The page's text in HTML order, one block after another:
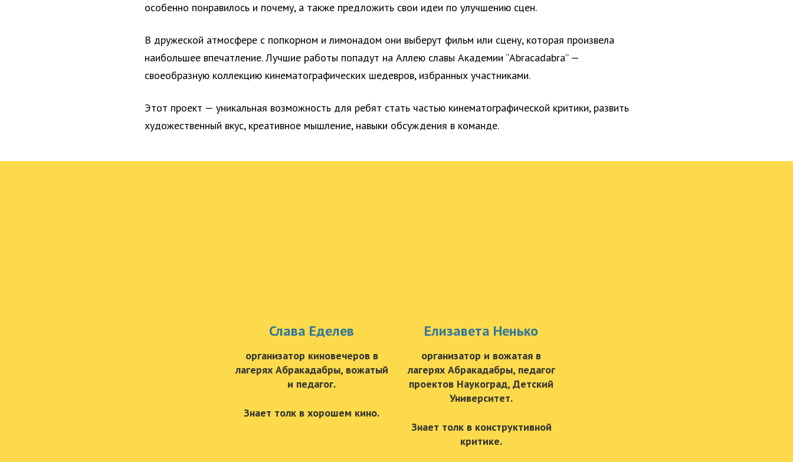
особенно понравилось и почему, а также предложить свои идеи по улучшению сцен.
В дружеской атмосфере с попкорном и лимонадом они выберут фильм или сцену, которая произвела
наибольшее впечатление. Лучшие работы попадут на Аллею славы Академии “Abracadabra” —
своеобразную коллекцию кинематографических шедевров, избранных участниками.
Этот проект — уникальная возможность для ребят стать частью кинематографической критики, развить
художественный вкус, креативное мышление, навыки обсуждения в команде.
Слава Еделев
организатор киновечеров в
лагерях Абракадабры,вожатый
и педагог.
Знает толк в хорошем кино.
Елизавета Ненько
организатор и вожатая в
лагерях Абракадабры, педагог
проектов Наукоград, Детский
Университет.
Знает толк в конструктивной
критике.